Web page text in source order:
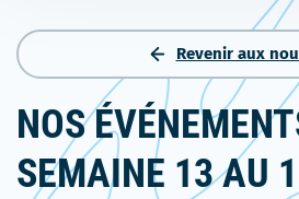
Revenir aux
NOS
SEMAINE 13 AU